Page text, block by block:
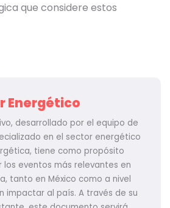
que considere estos
Energético
desarrollado por el equipo de
en el sector energético
tiene como propósito
los eventos más relevantes en
tanto en México como a nivel
impactar al país. A través de su